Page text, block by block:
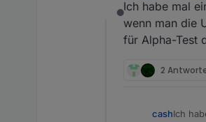
Offline
Ich habe mal
wenn man die
für Alpha-Test
2
cashIch